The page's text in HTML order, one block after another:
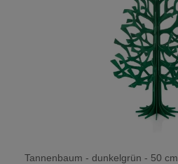
Tannenbaum - dunkelgrün - 50 cm